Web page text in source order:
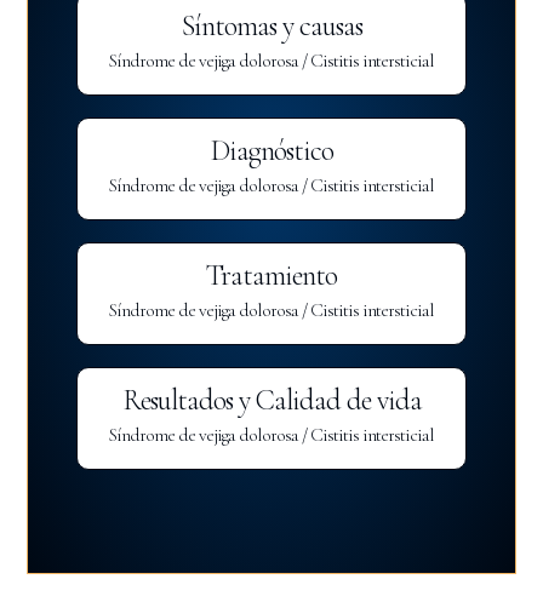
Síntomas y causas
Síndrome de vejiga dolorosa / Cistitis intersticial
Diagnóstico
Síndrome de vejiga dolorosa / Cistitis intersticial
Tratamiento
Síndrome de vejiga dolorosa / Cistitis intersticial
Resultados y Calidad de vida
Síndrome de vejiga dolorosa / Cistitis intersticial